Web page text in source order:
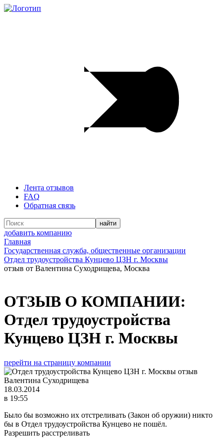
Лента отзывов
FAQ
Обратная связь
добавить компанию
Главная
Государственная служба, общественные организации
Отдел трудоустройства Кунцево ЦЗН г. Москвы
отзыв от Валентина Суходрищева, Москва
ОТЗЫВ О КОМПАНИИ:
Отдел трудоустройства
Кунцево ЦЗН г. Москвы
перейти на страницу компании
Валентина Суходрищева
18.03.2014
в 19:55
Было бы возможно их отстреливать (Закон об оружии) никто
бы в Отдел трудоустройства Кунцево не пошёл.
Разрешить расстреливать